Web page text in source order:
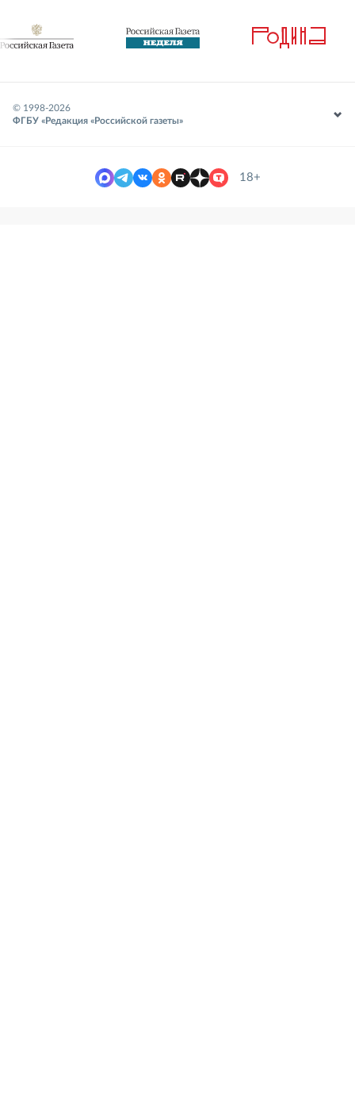
© 1998-2026
ФГБУ «Редакция «Российской газеты»
18+